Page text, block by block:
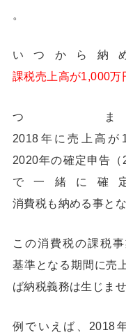
。
いつから納
課税売上高が1,000万
つ
2018年に売上高が
2020年の確定申告（
で一緒に確
消費税も納める事とな
この消費税の課税
基準となる期間に売
ば納税義務は生じませ
例でいえば、2018